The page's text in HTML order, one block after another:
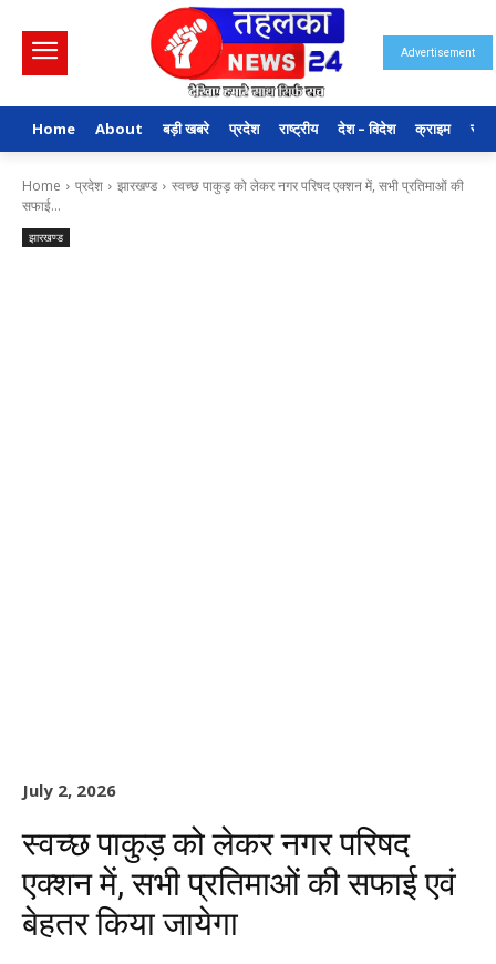
Advertisement
Home About बड़ी खबरे प्रदेश राष्ट्रीय देश – विदेश क्राइम
Home प्रदेश झारखण्ड
स्वच्छ पाकुड़ को लेकर नगर परिषद एक्शन में, सभी प्रतिमाओं की
सफाई...
झारखण्ड
July 2, 2026
स्वच्छ पाकुड़ को लेकर नगर परिषद
एक्शन में, सभी प्रतिमाओं की सफाई एवं
बेहतर किया जायेगा